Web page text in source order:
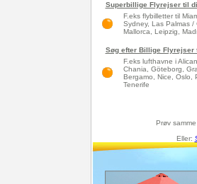
Superbillige Flyrejser til
F.eks flybilletter til
Sydney, Las Palmas /
Mallorca, Leipzig,
Søg efter Billige Flyrejser
F.eks lufthavne i
Chania, Göteborg,
Bergamo, Nice, Oslo,
Tenerife
Prøv
Eller: